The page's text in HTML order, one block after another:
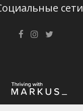
сети